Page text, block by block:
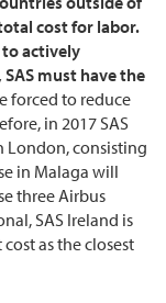
cost for labor.
actively
must have the
forced to reduce
in 2017 SAS
London, consisting
in Malaga will
three Airbus
SAS Ireland is
as the closest